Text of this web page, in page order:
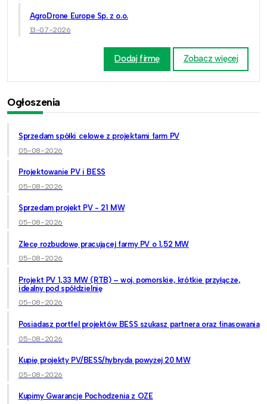
AgroDrone Europe Sp. z o.o.
13-07-2026
Dodaj firmę Zobacz więcej
Ogłoszenia
Sprzedam spółki celowe z projektami farm PV
05-08-2026
Projektowanie PV i BESS
05-08-2026
Sprzedam projekt PV - 21 MW
05-08-2026
Zlecę rozbudowę pracującej farmy PV o 1,52 MW
05-08-2026
Projekt PV 1,33 MW (RTB) – woj. pomorskie, krótkie przyłącze,
idealny pod spółdzielnię
05-08-2026
Posiadasz portfel projektów BESS szukasz partnera oraz finasowania
05-08-2026
Kupię projekty PV/BESS/hybryda powyżej 20 MW
05-08-2026
Kupimy Gwarancje Pochodzenia z OZE